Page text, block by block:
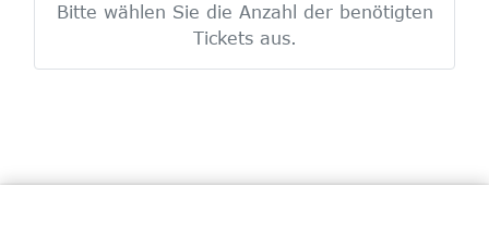
Bitte wählen Sie die Anzahl der benötigten
Tickets aus.